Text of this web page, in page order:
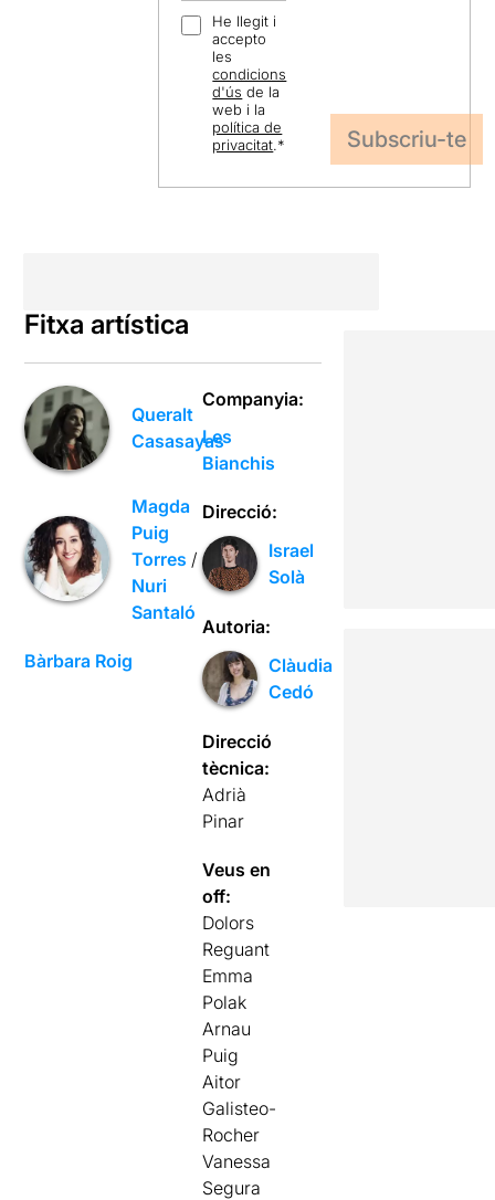
He llegit i
accepto
les
condicions
d'ús de la
web i la
política de
privacitat.*
Fitxa artística
Queralt
Casasayas
Magda
Puig
Torres /
Nuri
Santaló
Bàrbara Roig
Companyia:
Les
Bianchis
Direcció:
Israel
Solà
Autoria:
Clàudia
Cedó
Direcció
tècnica:
Adrià
Pinar
Veus en
off:
Dolors
Reguant
Emma
Polak
Arnau
Puig
Aitor
Galisteo-
Rocher
Vanessa
Segura